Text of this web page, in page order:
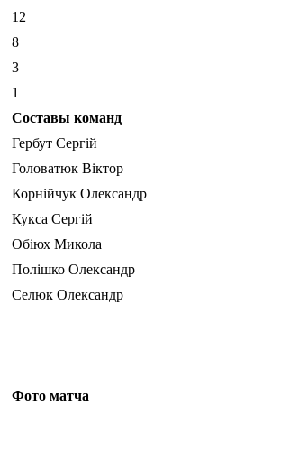
12
8
3
1
Составы команд
Гербут Сергій
Головатюк Віктор
Корнійчук Олександр
Кукса Сергій
Обіюх Микола
Полішко Олександр
Селюк Олександр
Фото матча